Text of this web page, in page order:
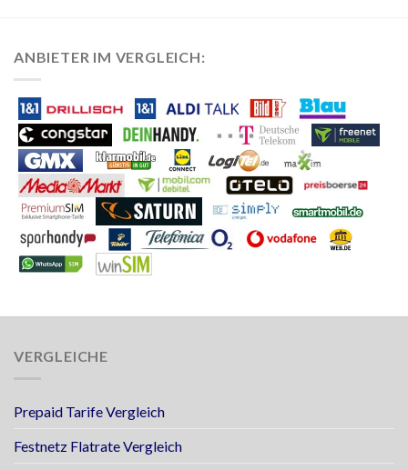
ANBIETER IM VERGLEICH:
VERGLEICHE
Prepaid Tarife Vergleich
Festnetz Flatrate Vergleich